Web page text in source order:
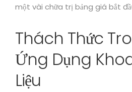
một vài chữa trị bảng giá bắt
Thách Thức
Ứng Dụng
Liệu